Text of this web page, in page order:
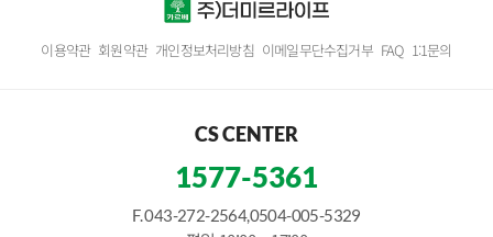
이용약관 회원약관 개인정보처리방침 이메일무단수집거부 FAQ 1:1문의
CS CENTER
1577-5361
F. 043-272-2564,0504-005-5329